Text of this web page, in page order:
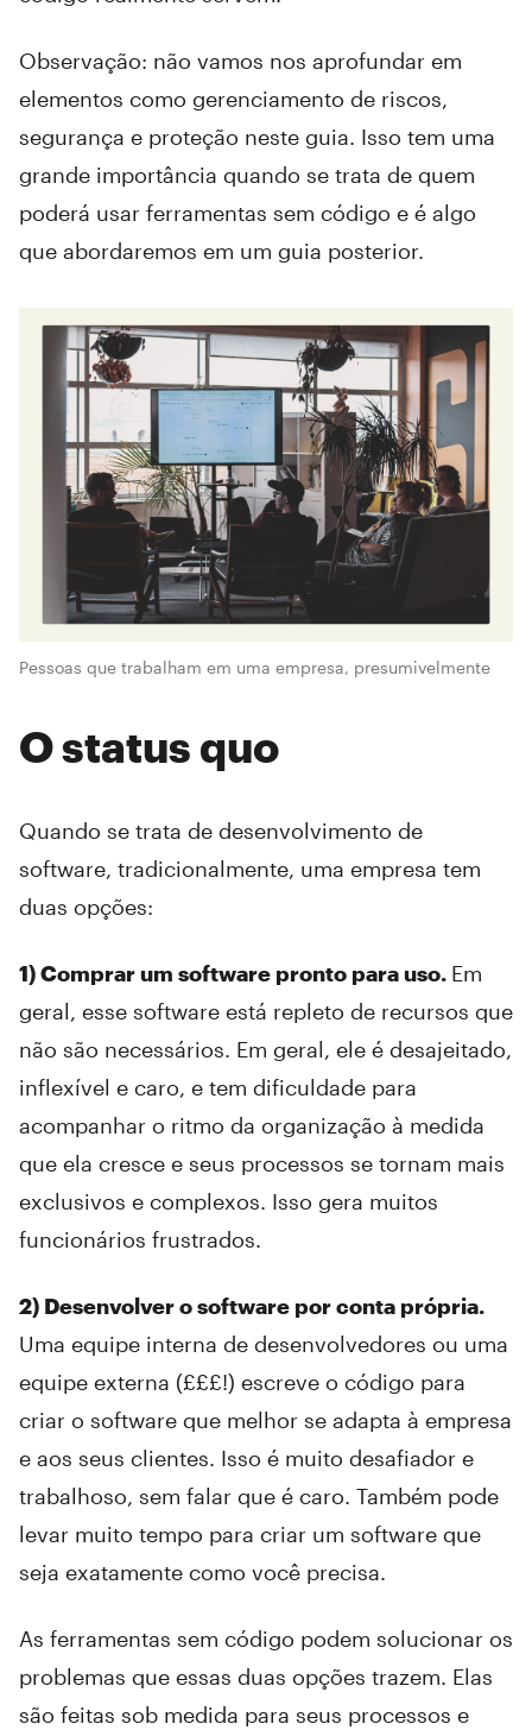
Observação: não vamos nos aprofundar em
elementos como gerenciamento de riscos,
segurança e proteção neste guia. Isso tem uma
grande importância quando se trata de quem
poderá usar ferramentas sem código e é algo
que abordaremos em um guia posterior.
Pessoas que trabalham em uma empresa, presumivelmente
O status quo
Quando se trata de desenvolvimento de
software, tradicionalmente, uma empresa tem
duas opções:
1) Comprar um software pronto para uso. Em
geral, esse software está repleto de recursos que
não são necessários. Em geral, ele é desajeitado,
inflexível e caro, e tem dificuldade para
acompanhar o ritmo da organização à medida
que ela cresce e seus processos se tornam mais
exclusivos e complexos. Isso gera muitos
funcionários frustrados.
2) Desenvolver o software por conta própria.
Uma equipe interna de desenvolvedores ou uma
equipe externa (£££!) escreve o código para
criar o software que melhor se adapta à empresa
e aos seus clientes. Isso é muito desafiador e
trabalhoso, sem falar que é caro. Também pode
levar muito tempo para criar um software que
seja exatamente como você precisa.
As ferramentas sem código podem solucionar os
problemas que essas duas opções trazem. Elas
são feitas sob medida para seus processos e